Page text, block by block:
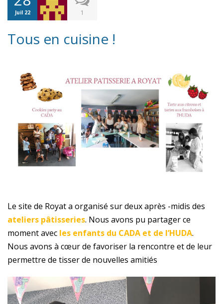
Juil 22 1
Tous en cuisine !
Le site de Royat a organisé sur deux après -midis des
ateliers pâtisseries. Nous avons pu partager ce
moment avec les enfants du CADA et de l’HUDA.
Nous avons à cœur de favoriser la rencontre et de leur
permettre de tisser de nouvelles amitiés